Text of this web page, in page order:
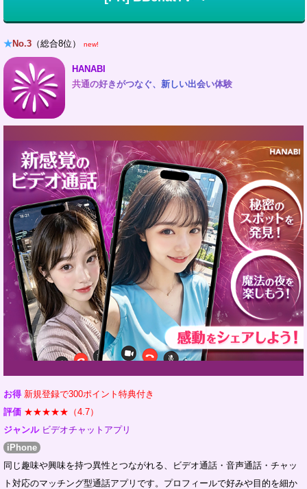
★No.3 （総合8位） new!
HANABI
共通の好きがつなぐ、新しい出会い体験
お得 新規登録で300ポイント特典付き
評価 ★★★★★（4.7）
ジャンル ビデオチャットアプリ
iPhone
同じ趣味や興味を持つ異性とつながれる、ビデオ通話・音声通話・チャッ
ト対応のマッチング型通話アプリです。プロフィールで好みや目的を細か